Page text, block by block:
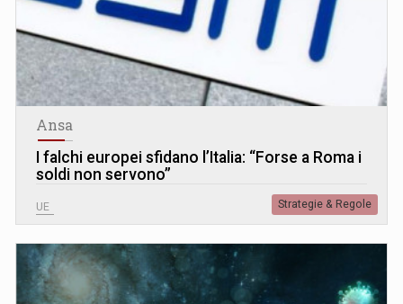
Ansa
I falchi europei sfidano l’Italia: “Forse a Roma i
soldi non servono”
UE Strategie & Regole